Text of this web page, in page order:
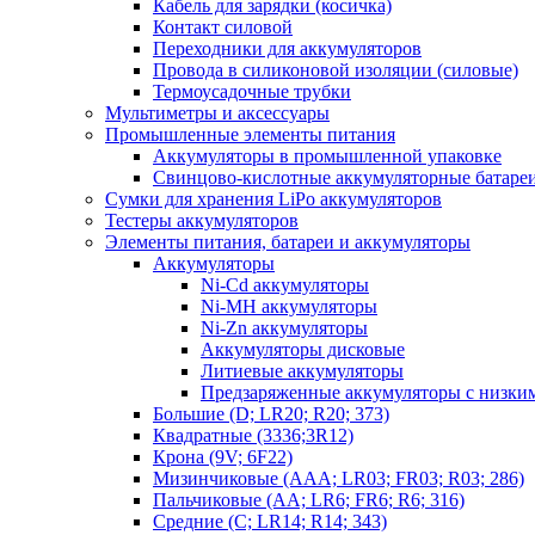
Кабель для зарядки (косичка)
Контакт силовой
Переходники для аккумуляторов
Провода в силиконовой изоляции (силовые)
Термоусадочные трубки
Мультиметры и аксессуары
Промышленные элементы питания
Аккумуляторы в промышленной упаковке
Свинцово-кислотные аккумуляторные
Сумки для хранения LiPo аккумуляторов
Тестеры аккумуляторов
Элементы питания, батареи и аккумуляторы
Аккумуляторы
Ni-Cd аккумуляторы
Ni-MH аккумуляторы
Ni-Zn аккумуляторы
Аккумуляторы дисковые
Литиевые аккумуляторы
Предзаряженные аккумуляторы с
Большие (D; LR20; R20; 373)
Квадратные (3336;3R12)
Крона (9V; 6F22)
Мизинчиковые (AAA; LR03; FR03; R03; 286)
Пальчиковые (AA; LR6; FR6; R6; 316)
Средние (C; LR14; R14; 343)